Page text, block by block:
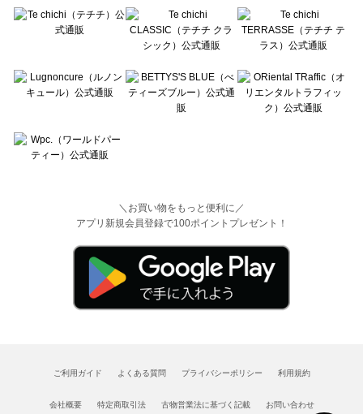
＼お買い物をもっと便利に／
アプリ新規会員登録で100ポイントプレゼント！
ご利用ガイド よくある質問 プライバシーポリシー 利用規約
会社概要 特定商取引法 古物営業法に基づく記載 お問い合わせ